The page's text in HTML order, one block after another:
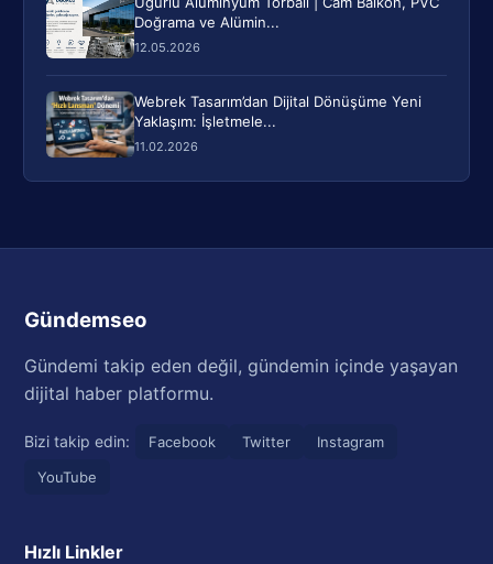
Doğrama ve Alümin...
12.05.2026
Webrek Tasarım’dan Dijital Dönüşüme Yeni
Yaklaşım: İşletmele...
11.02.2026
Gündemseo
Gündemi takip eden değil, gündemin içinde yaşayan
dijital haber platformu.
Bizi takip edin: Facebook Twitter
Instagram
YouTube
Hızlı Linkler